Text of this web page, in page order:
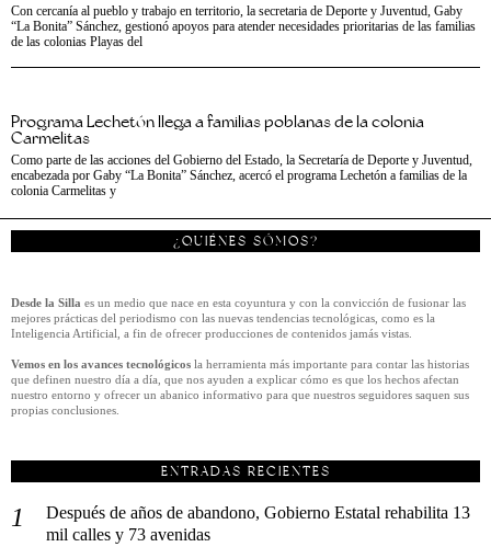
Con cercanía al pueblo y trabajo en territorio, la secretaria de Deporte y Juventud, Gaby
“La Bonita” Sánchez, gestionó apoyos para atender necesidades prioritarias de las familias
de las colonias Playas del
Programa Lechetón llega a familias poblanas de la colonia
Carmelitas
Como parte de las acciones del Gobierno del Estado, la Secretaría de Deporte y Juventud,
encabezada por Gaby “La Bonita” Sánchez, acercó el programa Lechetón a familias de la
colonia Carmelitas y
¿QUIÉNES SÓMOS?
Desde la Silla es un medio que nace en esta coyuntura y con la convicción de fusionar las
mejores prácticas del periodismo con las nuevas tendencias tecnológicas, como es la
Inteligencia Artificial, a fin de ofrecer producciones de contenidos jamás vistas.
Vemos en los avances tecnológicos la herramienta más importante para contar las historias
que definen nuestro día a día, que nos ayuden a explicar cómo es que los hechos afectan
nuestro entorno y ofrecer un abanico informativo para que nuestros seguidores saquen sus
propias conclusiones.
ENTRADAS RECIENTES
Después de años de abandono, Gobierno Estatal rehabilita 13
mil calles y 73 avenidas